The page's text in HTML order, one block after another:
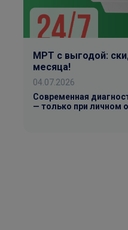
МРТ с выгодой:
месяца!
04.07.2026
Современная
— только при